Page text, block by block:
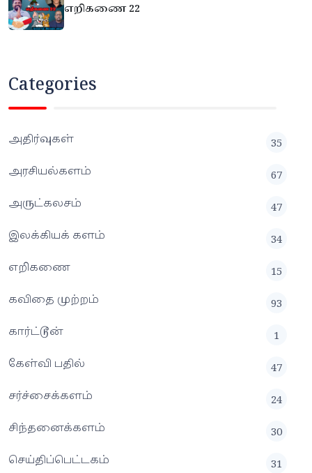
எறிகணை 22
Categories
அதிர்வுகள்
35
அரசியல்களம்
67
அருட்கலசம்
47
இலக்கியக் களம்
34
எறிகணை
15
கவிதை முற்றம்
93
கார்ட்டூன்
1
கேள்வி பதில்
47
சர்ச்சைக்களம்
24
சிந்தனைக்களம்
30
செய்திப்பெட்டகம்
31